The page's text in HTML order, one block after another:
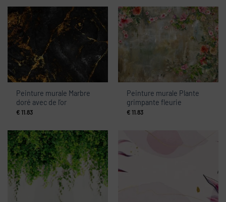
Peinture murale Marbre
doré avec de l’or
€ 11.83
Peinture murale Plante
grimpante fleurie
€ 11.83